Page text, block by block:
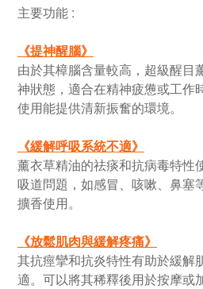
主要功能 :
《提神醒腦》
由於其樟腦含量較高，超級醒目
神狀態，適合在精神疲憊或工作
使用能提供清新振奮的環境。
《緩解呼吸系統不適》
薰衣草精油的祛痰和抗病毒特性
吸道問題，如感冒、咳嗽、鼻塞
擴香使用。
《放鬆肌肉與緩解疼痛》
其抗痙攣和抗炎特性有助於緩解
適。可以將其稀釋後用於按摩或